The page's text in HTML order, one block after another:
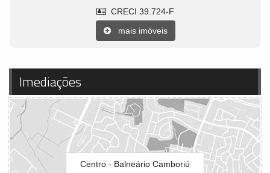
CRECI 39.724-F
mais imóveis
Imediações
Centro - Balneário Camboriú